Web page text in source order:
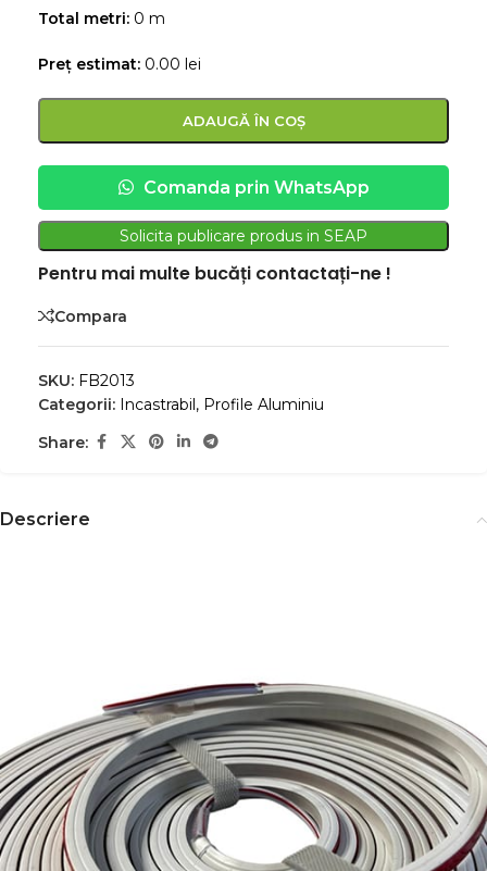
Total metri: 0 m
Preț estimat: 0.00 lei
ADAUGĂ ÎN COȘ
Comanda prin WhatsApp
Solicita publicare produs in SEAP
Pentru mai multe bucăți contactați-ne !
Compara
SKU: FB2013
Categorii: Incastrabil, Profile Aluminiu
Share:
Descriere